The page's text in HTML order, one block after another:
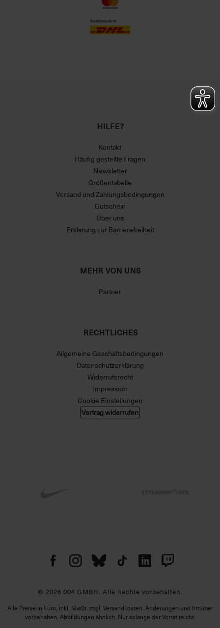
HILFE?
Kontakt
Häufig gestellte Fragen
Newsletter
Größentabelle
Versand und Zahlungsbedingungen
Gutschein
Über uns
Erklärung zur Barrierefreiheit
MEHR VON UNS
Partner
RECHTLICHES
Allgemeine Geschäftsbedingungen
Datenschutzerklärung
Widerrufsrecht
Impressum
Cookie Einstellungen
Vertrag widerrufen
© 2026 004 GMBH. Alle Rechte vorbehalten.
Alle Preise in Euro, inkl. MwSt. zzgl. Versandkosten. Änderungen und Irrtümer
vorbehalten. Abbildungen ähnlich. Nur solange der Vorrat reicht.